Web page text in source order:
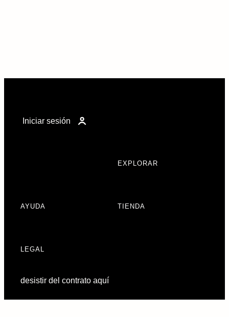
Iniciar sesión
EXPLORAR
AYUDA TIENDA
LEGAL
desistir del contrato aquí